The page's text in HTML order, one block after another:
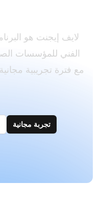
الفني للمؤسسات
تجربة مجانية